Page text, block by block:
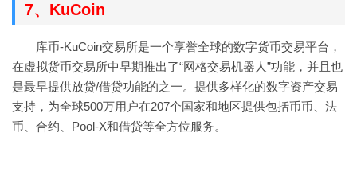
7、KuCoin
库币-KuCoin交易所是一个享誉全球的数字货币交易平台，
在虚拟货币交易所中早期推出了“网格交易机器人”功能，并且也
是最早提供放贷/借贷功能的之一。提供多样化的数字资产交易
支持，为全球500万用户在207个国家和地区提供包括币币、法
币、合约、Pool-X和借贷等全方位服务。